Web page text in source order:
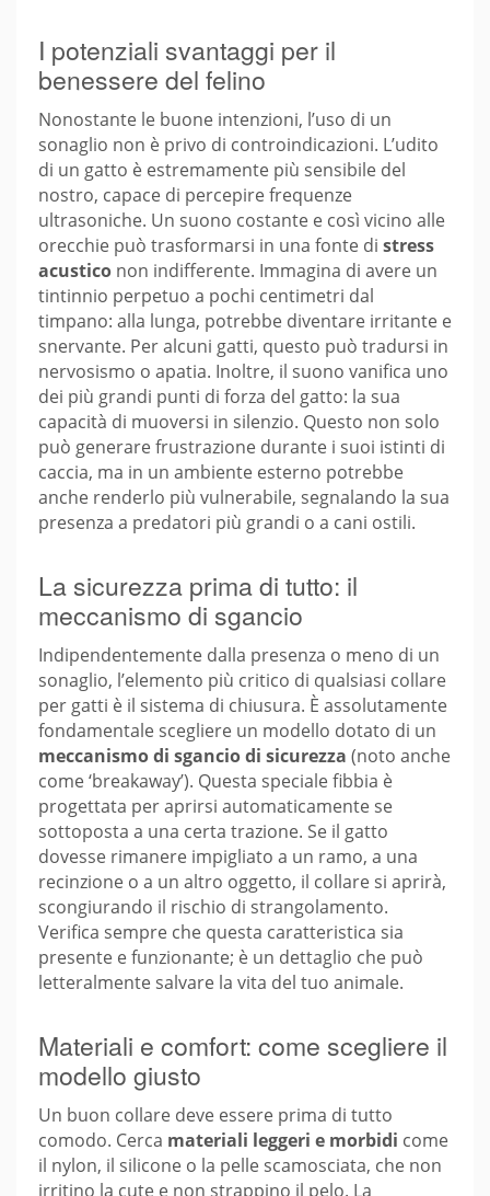
I potenziali svantaggi per il
benessere del felino
Nonostante le buone intenzioni, l’uso di un
sonaglio non è privo di controindicazioni. L’udito
di un gatto è estremamente più sensibile del
nostro, capace di percepire frequenze
ultrasoniche. Un suono costante e così vicino alle
orecchie può trasformarsi in una fonte di stress
acustico non indifferente. Immagina di avere un
tintinnio perpetuo a pochi centimetri dal
timpano: alla lunga, potrebbe diventare irritante e
snervante. Per alcuni gatti, questo può tradursi in
nervosismo o apatia. Inoltre, il suono vanifica uno
dei più grandi punti di forza del gatto: la sua
capacità di muoversi in silenzio. Questo non solo
può generare frustrazione durante i suoi istinti di
caccia, ma in un ambiente esterno potrebbe
anche renderlo più vulnerabile, segnalando la sua
presenza a predatori più grandi o a cani ostili.
La sicurezza prima di tutto: il
meccanismo di sgancio
Indipendentemente dalla presenza o meno di un
sonaglio, l’elemento più critico di qualsiasi collare
per gatti è il sistema di chiusura. È assolutamente
fondamentale scegliere un modello dotato di un
meccanismo di sgancio di sicurezza (noto anche
come ‘breakaway’). Questa speciale fibbia è
progettata per aprirsi automaticamente se
sottoposta a una certa trazione. Se il gatto
dovesse rimanere impigliato a un ramo, a una
recinzione o a un altro oggetto, il collare si aprirà,
scongiurando il rischio di strangolamento.
Verifica sempre che questa caratteristica sia
presente e funzionante; è un dettaglio che può
letteralmente salvare la vita del tuo animale.
Materiali e comfort: come scegliere il
modello giusto
Un buon collare deve essere prima di tutto
comodo. Cerca materiali leggeri e morbidi come
il nylon, il silicone o la pelle scamosciata, che non
irritino la cute e non strappino il pelo. La